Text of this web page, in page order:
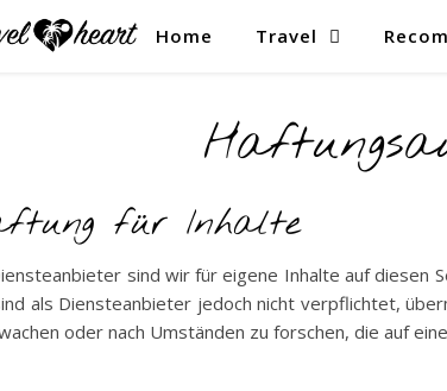
Home Travel
für Inhalte
sind wir für eigene Inhalte auf diesen
als Diensteanbieter jedoch nicht verpflichtet,
oder nach Umständen zu forschen, die auf